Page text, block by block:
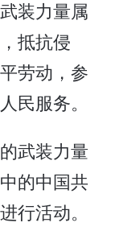
装力量属
抵抗侵
劳动，参
民服务。
武装力量
的中国共
行活动。